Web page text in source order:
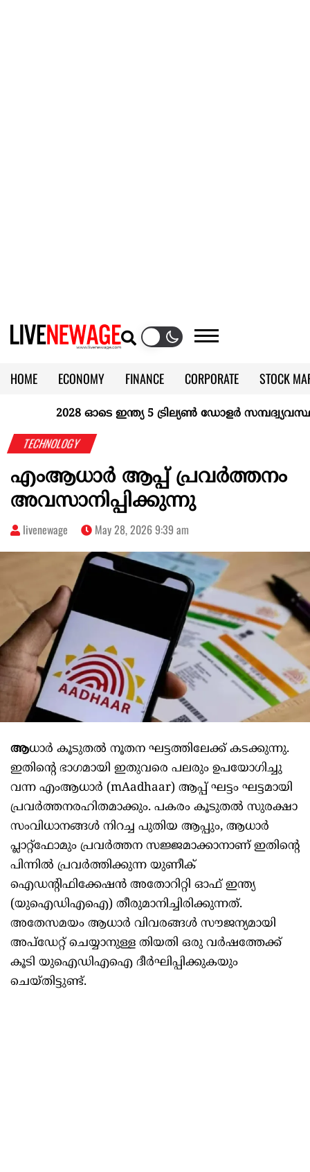
HOME ECONOMY FINANCE CORPORATE
STOCK
CALENDAR
KERALA @70
2028 ഓടെ ഇന്ത്യ 5 ട്രില്യണ്‍ ഡോളര്‍
TECHNOLOGY
എംആധാർ ആപ്പ് പ്രവർത്തനം
അവസാനിപ്പിക്കുന്നു
livenewage May 28, 2026 9:39 am
ആധാർ കൂടുതൽ നൂതന ഘട്ടത്തിലേക്ക് കടക്കുന്നു.
ഇതിന്റെ ഭാഗമായി ഇതുവരെ പലരും ഉപയോഗിച്ചു
വന്ന എംആധാർ (mAadhaar) ആപ്പ് ഘട്ടം ഘട്ടമായി
പ്രവർത്തനരഹിതമാക്കും. പകരം കൂടുതൽ സുരക്ഷാ
സംവിധാനങ്ങൾ നിറച്ച പുതിയ ആപ്പും, ആധാർ
പ്ലാറ്റ്‌ഫോമും പ്രവർത്തന സജ്ജമാക്കാനാണ് ഇതിന്റെ
പിന്നിൽ പ്രവർത്തിക്കുന്ന യുണീക്
ഐഡന്റിഫിക്കേഷൻ അതോറിറ്റി ഓഫ് ഇന്ത്യ
(യുഐഡിഎഐ) തീരുമാനിച്ചിരിക്കുന്നത്.
അതേസമയം ആധാർ വിവരങ്ങൾ സൗജന്യമായി
അപ്‌ഡേറ്റ് ചെയ്യാനുള്ള തിയതി ഒരു വർഷത്തേക്ക്
കൂടി യുഐഡിഎഐ ദീർഘിപ്പിക്കുകയും
ചെയ്തിട്ടുണ്ട്.